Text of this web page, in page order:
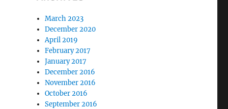
March 2023
December 2020
April 2019
February 2017
January 2017
December 2016
November 2016
October 2016
September 2016